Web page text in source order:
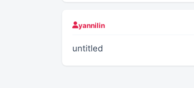
yannilin
untitled